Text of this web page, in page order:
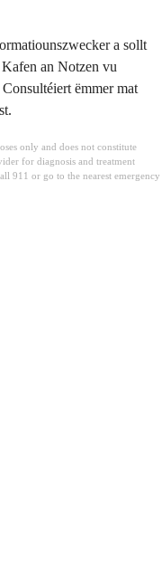
a sollt
an Notzen vu
ëmmer mat
only and does not constitute
for diagnosis and treatment
911 or go to the nearest emergency